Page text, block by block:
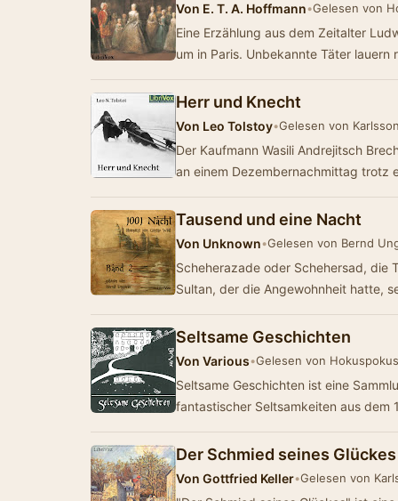
Von E. T. A. Hoffmann•Gelesen von
Eine Erzählung aus dem Zeitalter
um in Paris. Unbekannte Täter lauern
Herr und Knecht
Von Leo Tolstoy•Gelesen von Karlsson
Der Kaufmann Wasili Andrejitsch
an einem Dezembernachmittag trotz
Tausend und eine Nacht
Von Unknown•Gelesen von Bernd
Scheherazade oder Schehersad, die
Sultan, der die Angewohnheit hatte,
Seltsame Geschichten
Von Various•Gelesen von Hokuspokus
Seltsame Geschichten ist eine
fantastischer Seltsamkeiten aus
Der Schmied seines Glückes
Von Gottfried Keller•Gelesen von